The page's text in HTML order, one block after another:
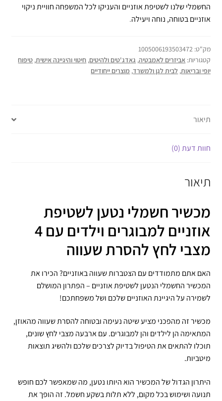
החשמלי שלנו לשטיפת אוזניים והעניקו לכל המשפחה חוויית ניקוי
אוזניים בטוחה, נוחה ויעילה.
מק"ט: 1005006193503472
קטגוריות: אביזרים לאמבטיה, גאדג'טים ולהיטים, חיטוי והיגיינה אישית, טיפוח
יופי ובריאות, לבית לגן ולמשרד, מוצרים ייחודיים
תיאור
חוות דעת (0)
תיאור
מכשיר חשמלי נטען לשטיפת
אוזניים למבוגרים וילדים עם 4
מצבי לחץ להסרת שעווה
האם אתם מתמודדים עם הצטברות שעווה באוזניים? הכירו את
המכשיר החשמלי הנטען לשטיפת אוזניים – הפתרון המושלם
לשמירה על היגיינת האוזניים שלכם ושל משפחתכם!
מכשיר זה מהפכני מציע שיטה נעימה ובטוחה להסרת שעווה מהאוזן,
המתאימה הן לילדים והן למבוגרים. עם ארבעה מצבי לחץ שונים,
תוכלו להתאים את הטיפול בדיוק לצרכים שלכם ולהשיג תוצאות
מיטביות.
היתרון הגדול של המכשיר הוא היותו נטען, מה שמאפשר לכם חופש
תנועה ושימוש בכל מקום, ללא תלות בשקע חשמל. זה הופך את